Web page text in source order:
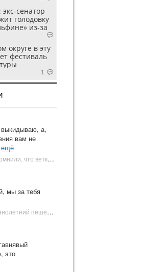
голодовку
из‑за
месте
округе в эту
фестиваль
1
выкидываю, а,
вам не
ещё
Жителям Соль-Илецка напомнили, что ветки от деревьев нельзя оставлять на площадках ТКО | Новости Соль-Илецка
мы за тебя
В Соль-Илецке несовершеннолетний пешеход попал под колеса автомобиля | Новости Соль-Илецка
это